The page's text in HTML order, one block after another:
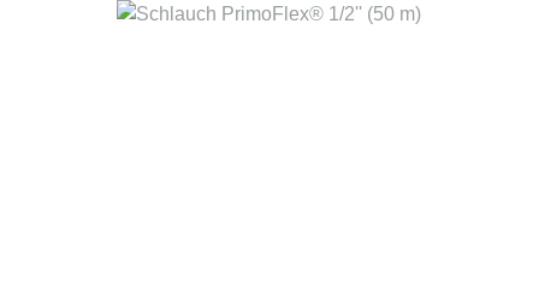
Bildergalerie überspringen